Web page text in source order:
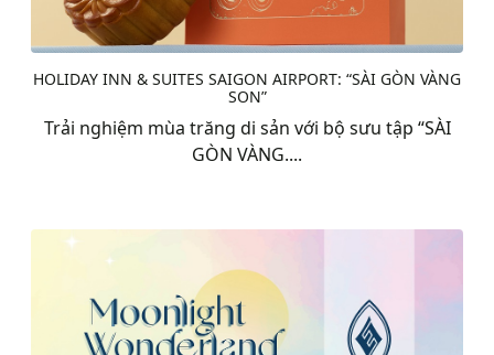
HOLIDAY INN & SUITES SAIGON AIRPORT: “SÀI GÒN VÀNG
SON”
Trải nghiệm mùa trăng di sản với bộ sưu tập “SÀI
GÒN VÀNG....